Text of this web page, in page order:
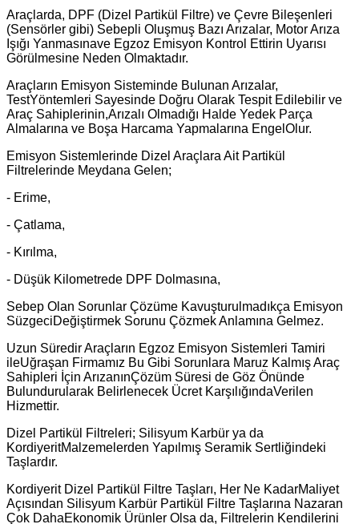
Araçlarda, DPF (Dizel Partikül Filtre) ve Çevre Bileşenleri
(Sensörler gibi) Sebepli Oluşmuş Bazı Arızalar, Motor Arıza
Işığı Yanmasınave Egzoz Emisyon Kontrol Ettirin Uyarısı
Görülmesine Neden Olmaktadır.
Araçların Emisyon Sisteminde Bulunan Arızalar,
TestYöntemleri Sayesinde Doğru Olarak Tespit Edilebilir ve
Araç Sahiplerinin,Arızalı Olmadığı Halde Yedek Parça
Almalarına ve Boşa Harcama Yapmalarına EngelOlur.
Emisyon Sistemlerinde Dizel Araçlara Ait Partikül
Filtrelerinde Meydana Gelen;
- Erime,
- Çatlama,
- Kırılma,
- Düşük Kilometrede DPF Dolmasına,
Sebep Olan Sorunlar Çözüme Kavuşturulmadıkça Emisyon
SüzgeciDeğiştirmek Sorunu Çözmek Anlamına Gelmez.
Uzun Süredir Araçların Egzoz Emisyon Sistemleri Tamiri
ileUğraşan Firmamız Bu Gibi Sorunlara Maruz Kalmış Araç
Sahipleri İçin ArızanınÇözüm Süresi de Göz Önünde
Bulundurularak Belirlenecek Ücret KarşılığındaVerilen
Hizmettir.
Dizel Partikül Filtreleri; Silisyum Karbür ya da
KordiyeritMalzemelerden Yapılmış Seramik Sertliğindeki
Taşlardır.
Kordiyerit Dizel Partikül Filtre Taşları, Her Ne KadarMaliyet
Açısından Silisyum Karbür Partikül Filtre Taşlarına Nazaran
Çok DahaEkonomik Ürünler Olsa da, Filtrelerin Kendilerini